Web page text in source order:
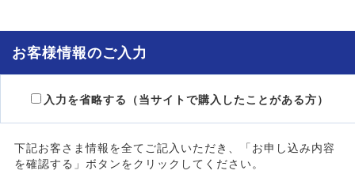
お客様情報のご入力
入力を省略する（当サイトで購入したことがある方）
下記お客さま情報を全てご記入いただき、「お申し込み内容
を確認する」ボタンをクリックしてください。